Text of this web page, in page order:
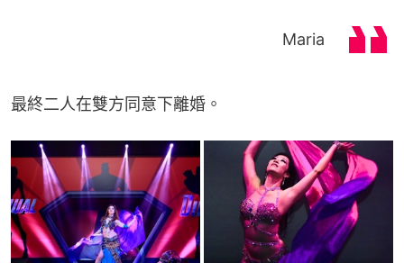
Maria
最終二人在雙方同意下離婚。